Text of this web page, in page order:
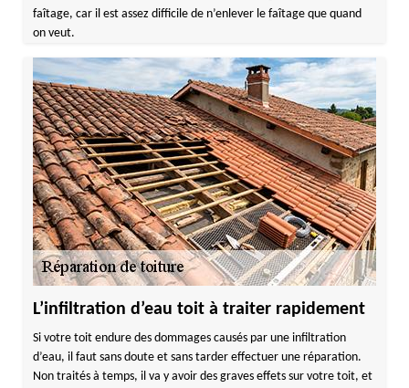
faîtage, car il est assez difficile de n’enlever le faîtage que quand
on veut.
L’infiltration d’eau toit à traiter rapidement
Si votre toit endure des dommages causés par une infiltration
d’eau, il faut sans doute et sans tarder effectuer une réparation.
Non traités à temps, il va y avoir des graves effets sur votre toit, et